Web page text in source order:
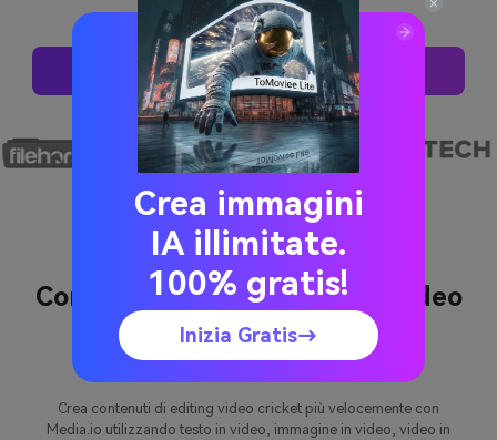
Genera Il Tuo Video
Come creare un montaggio Video
di Cricket con Media.io
Crea contenuti di editing video cricket più velocemente con
Media.io utilizzando testo in video, immagine in video, video in
Crea immagini
IA illimitate.
100% gratis!
Inizia Gratis→